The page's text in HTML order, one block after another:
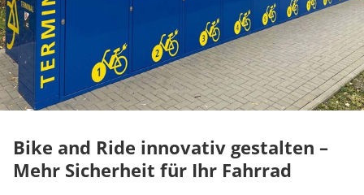
Bike and Ride innovativ gestalten –
Mehr Sicherheit für Ihr Fahrrad